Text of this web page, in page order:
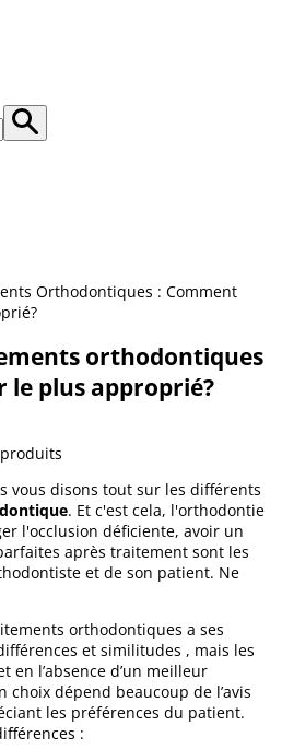
Orthodontiques : Comment
orthodontiques
le plus approprié?
vous disons tout sur les différents
. Et c'est cela, l'orthodontie
l'occlusion déficiente, avoir un
après traitement sont les
et de son patient. Ne
orthodontiques a ses
et similitudes , mais les
en l’absence d’un meilleur
choix dépend beaucoup de l’avis
les préférences du patient.
: